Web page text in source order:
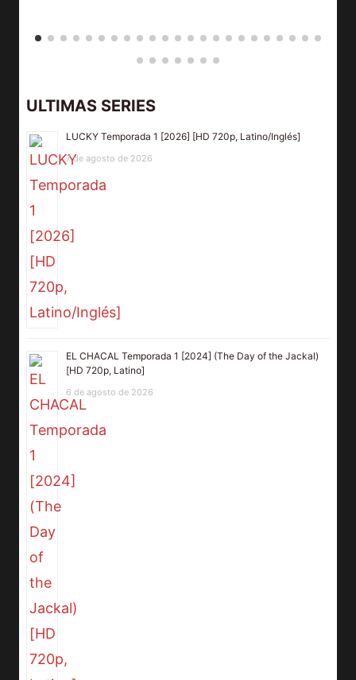
ULTIMAS SERIES
LUCKY Temporada 1 [2026] [HD 720p, Latino/Inglés]
7 de agosto de 2026
EL CHACAL Temporada 1 [2024] (The Day of the Jackal)
[HD 720p, Latino]
6 de agosto de 2026